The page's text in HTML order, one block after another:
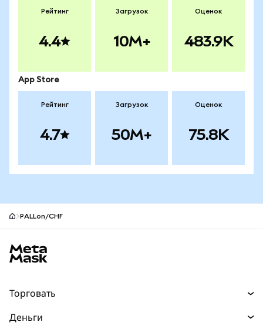
Рейтинг
4.4
Загрузок
10M+
Оценок
483.9K
App Store
Рейтинг
4.7
Загрузок
50M+
Оценок
75.8K
PALLon/CHF
Торговать
Деньги